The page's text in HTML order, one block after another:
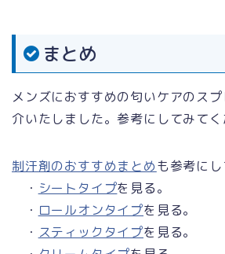
まとめ
メンズにおすすめの匂いケアのス
介いたしました。参考にしてみてく
制汗剤のおすすめまとめも参考にし
・ シートタイプを見る。
・ ロールオンタイプを見る。
・ スティックタイプを見る。